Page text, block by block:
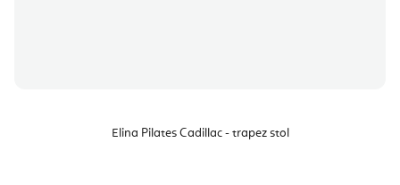
Elina Pilates Cadillac - trapez stol